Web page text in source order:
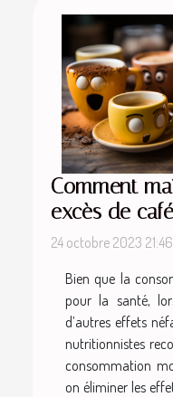
Comment
excès de
24 octobre 2023 21:46
Bien que la
pour la santé,
d’autres effets
nutritionnistes
consommation
on éliminer les